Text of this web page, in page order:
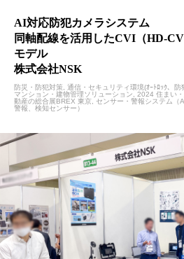
AI対応防犯カメラシステム
同軸配線を活用したCVI（HD-
モデル
株式会社NSK
防災・防犯対策
通信・セキュリティ環境(ｵｰﾄﾛｯｸ、防
マンション・建物管理ソリューション
2024 住まい
動産の総合展BREX 東京
センサー・警報システム（
警報、検知センサー）